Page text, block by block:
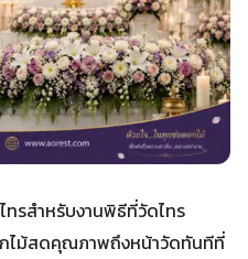
รสำหรับงานพิธีที่วัดไทร
ไม้สดคุณภาพถึงหน้าวัดทันทีที่